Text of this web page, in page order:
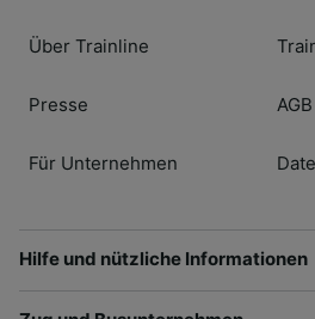
Über Trainline
Presse
Für Unternehmen
AGB
Hilfe und nützliche Informationen